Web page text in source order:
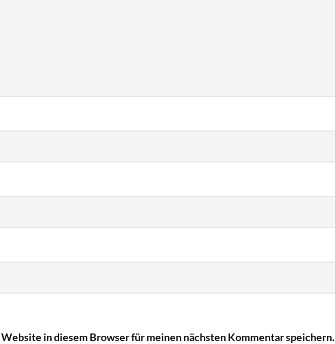
in diesem Browser für meinen nächsten Kommentar speichern.